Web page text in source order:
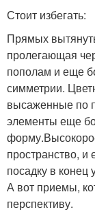
Стоит избегать:
Прямых
пролегающая
пополам и еще
симметрии.
высаженные по
элементы еще
пространство, и
посадку в конец
А вот приемы,
перспективу.